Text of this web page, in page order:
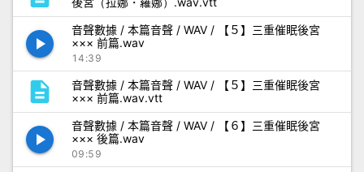
play_arrow
音聲數據 / 本篇音聲 / WAV / 【５】三重催眠後宮
××× 前篇.wav
14:39
description
音聲數據 / 本篇音聲 / WAV / 【５】三重催眠後宮
××× 前篇.wav.vtt
play_arrow
音聲數據 / 本篇音聲 / WAV / 【６】三重催眠後宮
××× 後篇.wav
09:59